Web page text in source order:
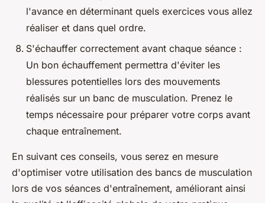
l'avance en déterminant quels exercices vous allez
réaliser et dans quel ordre.
S'échauffer correctement avant chaque séance :
Un bon échauffement permettra d'éviter les
blessures potentielles lors des mouvements
réalisés sur un banc de musculation. Prenez le
temps nécessaire pour préparer votre corps avant
chaque entraînement.
En suivant ces conseils, vous serez en mesure
d'optimiser votre utilisation des bancs de musculation
lors de vos séances d'entraînement, améliorant ainsi